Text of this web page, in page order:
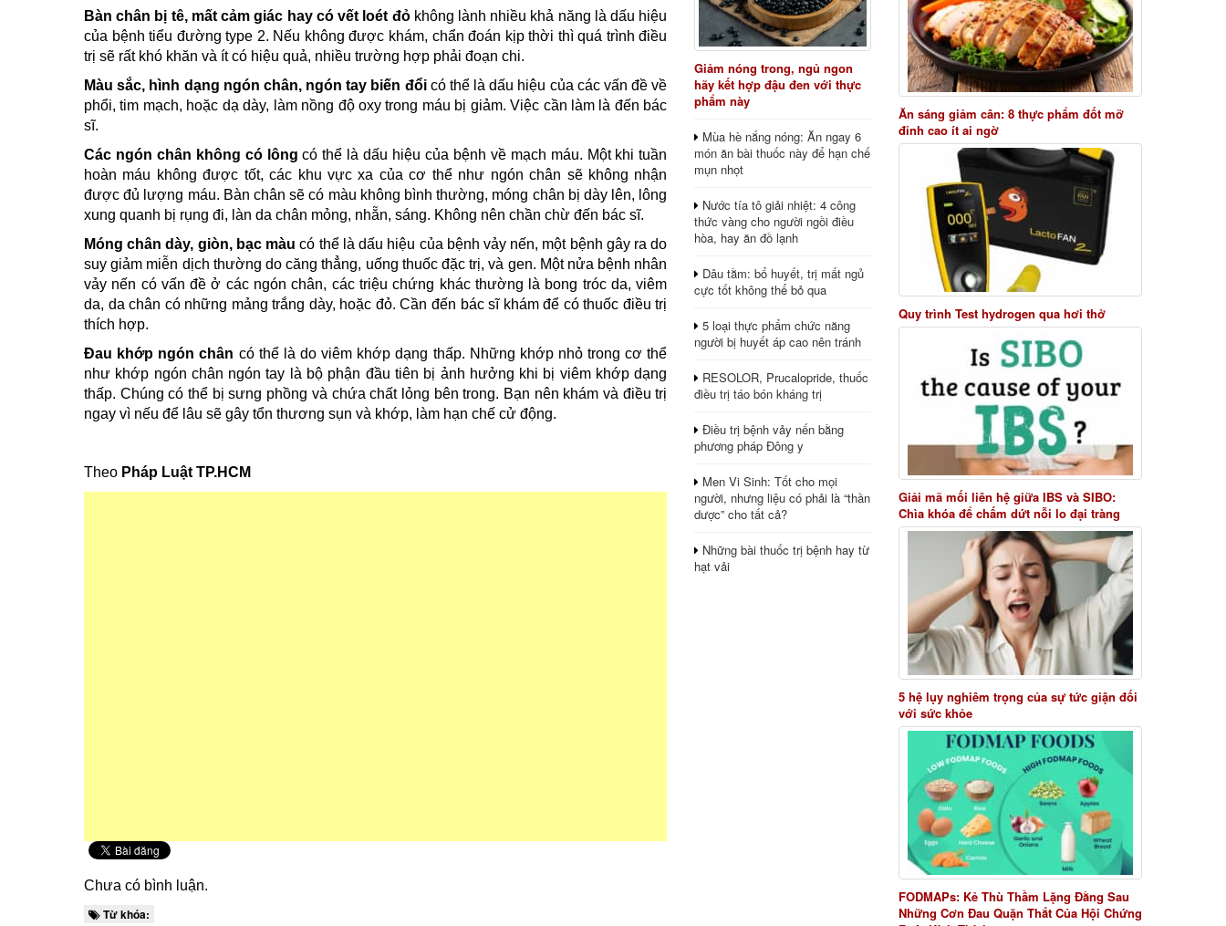
Bàn chân bị tê, mất cảm giác hay có vết loét đỏkhông lành nhiều khả năng là dấu hiệu
của bệnh tiểu đường type 2. Nếu không được khám, chẩn đoán kịp thời thì quá trình điều
trị sẽ rất khó khăn và ít có hiệu quả, nhiều trường hợp phải đoạn chi.
Màu sắc, hình dạng ngón chân, ngón tay biến đổicó thể là dấu hiệu của các vấn đề về
phổi, tim mạch, hoặc dạ dày, làm nồng độ oxy trong máu bị giảm. Việc cần làm là đến bác
sĩ.
Các ngón chân không có lông có thể là dấu hiệu của bệnh về mạch máu. Một khi tuần
hoàn máu không được tốt, các khu vực xa của cơ thể như ngón chân sẽ không nhận
được đủ lượng máu. Bàn chân sẽ có màu không bình thường, móng chân bị dày lên, lông
xung quanh bị rụng đi, làn da chân mỏng, nhẵn, sáng. Không nên chần chừ đến bác sĩ.
Móng chân dày, giòn, bạc màu có thể là dấu hiệu của bệnh vảy nến, một bệnh gây ra do
suy giảm miễn dịch thường do căng thẳng, uống thuốc đặc trị, và gen. Một nửa bệnh nhân
vảy nến có vấn đề ở các ngón chân, các triệu chứng khác thường là bong tróc da, viêm
da, da chân có những mảng trắng dày, hoặc đỏ. Cần đến bác sĩ khám để có thuốc điều trị
thích hợp.
Đau khớp ngón chân có thể là do viêm khớp dạng thấp. Những khớp nhỏ trong cơ thể
như khớp ngón chân ngón tay là bộ phận đầu tiên bị ảnh hưởng khi bị viêm khớp dạng
thấp. Chúng có thể bị sưng phồng và chứa chất lỏng bên trong. Bạn nên khám và điều trị
ngay vì nếu để lâu sẽ gây tổn thương sụn và khớp, làm hạn chế cử động.
Theo Pháp Luật TP.HCM
Chưa có bình luận.
Từ khóa:
Giảm nóng trong, ngủ ngon
hãy kết hợp đậu đen với thực
phẩm này
Mùa hè nắng nóng: Ăn ngay 6
món ăn bài thuốc này để hạn chế
mụn nhọt
Nước tía tô giải nhiệt: 4 công
thức vàng cho người ngồi điều
hòa, hay ăn đồ lạnh
Dâu tằm: bổ huyết, trị mất ngủ
cực tốt không thể bỏ qua
5 loại thực phẩm chức năng
người bị huyết áp cao nên tránh
RESOLOR, Prucalopride, thuốc
điều trị táo bón kháng trị
Điều trị bệnh vảy nến bằng
phương pháp Đông y
Men Vi Sinh: Tốt cho mọi
người, nhưng liệu có phải là “thần
dược” cho tất cả?
Những bài thuốc trị bệnh hay từ
hạt vải
Ăn sáng giảm cân: 8 thực phẩm đốt mỡ
đỉnh cao ít ai ngờ
Quy trình Test hydrogen qua hơi thở
Giải mã mối liên hệ giữa IBS và SIBO:
Chìa khóa để chấm dứt nỗi lo đại tràng
5 hệ lụy nghiêm trọng của sự tức giận đối
với sức khỏe
FODMAPs: Kẻ Thù Thầm Lặng Đằng Sau
Những Cơn Đau Quặn Thắt Của Hội Chứng